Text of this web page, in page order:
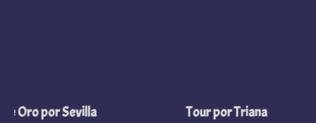
Tour por Triana
Sevilla